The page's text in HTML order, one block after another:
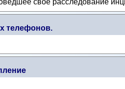
свое расследование
телефонов.